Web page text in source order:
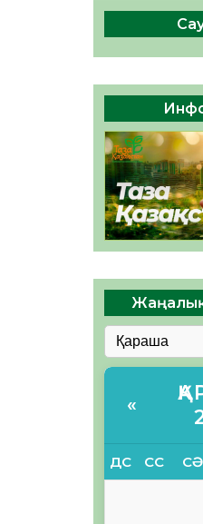
04.08.2026
Құрылтай:
1344
04.08.2026
ҚҰРЫЛТАЙ
БІРЛІГІ
КӨРІНІСІ
04.08.2026
«
ДС СС СӘ